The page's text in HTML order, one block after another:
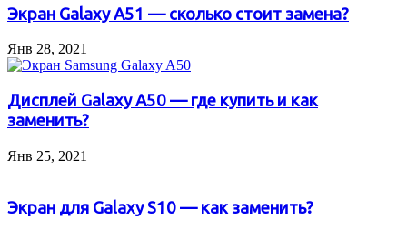
Экран Galaxy A51 — сколько стоит замена?
Янв 28, 2021
Дисплей Galaxy A50 — где купить и как
заменить?
Янв 25, 2021
Экран для Galaxy S10 — как заменить?